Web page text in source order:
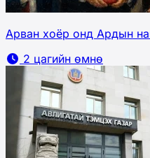
Арван хоёр онд Ардын
2 цагийн өмнө